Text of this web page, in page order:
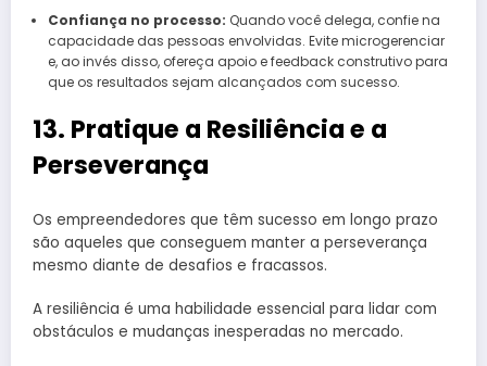
Confiança no processo: Quando você delega, confie na
capacidade das pessoas envolvidas. Evite microgerenciar
e, ao invés disso, ofereça apoio e feedback construtivo para
que os resultados sejam alcançados com sucesso.
13. Pratique a Resiliência e a
Perseverança
Os empreendedores que têm sucesso em longo prazo
são aqueles que conseguem manter a perseverança
mesmo diante de desafios e fracassos.
A resiliência é uma habilidade essencial para lidar com
obstáculos e mudanças inesperadas no mercado.